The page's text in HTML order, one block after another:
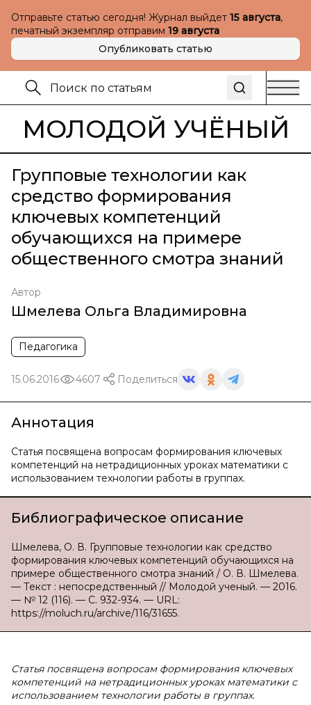
Отправьте статью сегодня! Журнал выйдет 15 августа,
печатный экземпляр отправим 19 августа
Опубликовать статью
МОЛОДОЙ УЧЁНЫЙ
Групповые технологии как
средство формирования
ключевых компетенций
обучающихся на примере
общественного смотра знаний
Автор
Шмелева Ольга Владимировна
Педагогика
15.06.2016 4607 Поделиться
Аннотация
Статья посвящена вопросам формирования ключевых
компетенций на нетрадиционных уроках математики с
использованием технологии работы в группах.
Библиографическое описание
Шмелева, О. В. Групповые технологии как средство
формирования ключевых компетенций обучающихся на
примере общественного смотра знаний / О. В. Шмелева.
— Текст : непосредственный // Молодой ученый. — 2016.
— № 12 (116). — С. 932-934. — URL:
https://moluch.ru/archive/116/31655.
Статья посвящена вопросам формирования ключевых
компетенций на нетрадиционных уроках математики с
использованием технологии работы в группах.